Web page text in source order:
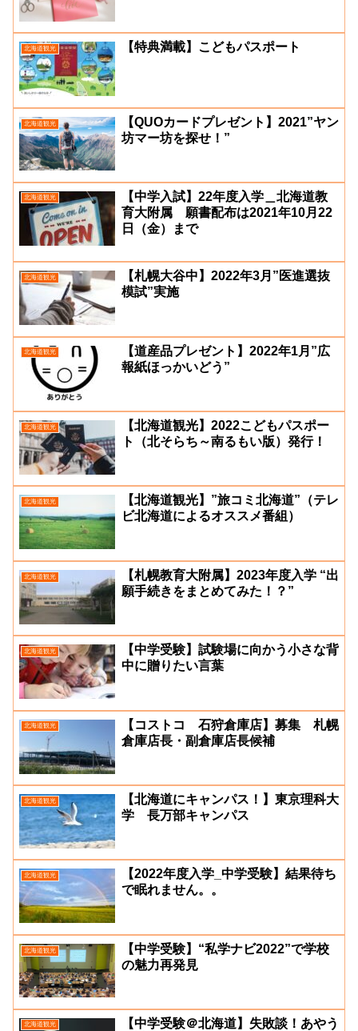
北海道観光 【特典満載】こどもパスポート
北海道観光
【QUOカードプレゼント】2021”ヤン
坊マー坊を探せ！”
北海道観光
【中学入試】22年度入学＿北海道教
育大附属 願書配布は2021年10月22
日（金）まで
北海道観光
【札幌大谷中】2022年3月”医進選抜
模試”実施
北海道観光
【道産品プレゼント】2022年1月”広
報紙ほっかいどう”
北海道観光
【北海道観光】2022こどもパスポー
ト（北そらち～南るもい版）発行！
北海道観光
【北海道観光】”旅コミ北海道”（テレ
ビ北海道によるオススメ番組）
北海道観光
【札幌教育大附属】2023年度入学 “出
願手続きをまとめてみた！？”
北海道観光
【中学受験】試験場に向かう小さな背
中に贈りたい言葉
北海道観光
【コストコ 石狩倉庫店】募集 札幌
倉庫店長・副倉庫店長候補
北海道観光
【北海道にキャンパス！】東京理科大
学 長万部キャンパス
北海道観光
【2022年度入学_中学受験】結果待ち
で眠れません。。
北海道観光
【中学受験】“私学ナビ2022”で学校
の魅力再発見
北海道観光
【中学受験＠北海道】失敗談！あやう